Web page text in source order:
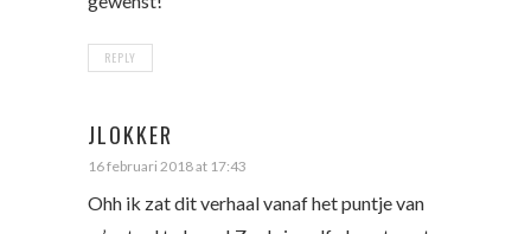
REPLY
JLOKKER
16 februari 2018 at 17:43
Ohh ik zat dit verhaal vanaf het puntje van